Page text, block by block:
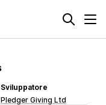
Sviluppatore
Pledger Giving Ltd